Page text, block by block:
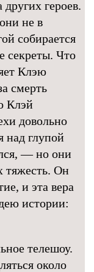
героев.
не в
собирается
секреты. Что
Клэю
смерть
Клэй
довольно
над глупой
— но они
тяжесть. Он
и эта вера
истории:
телешоу.
около